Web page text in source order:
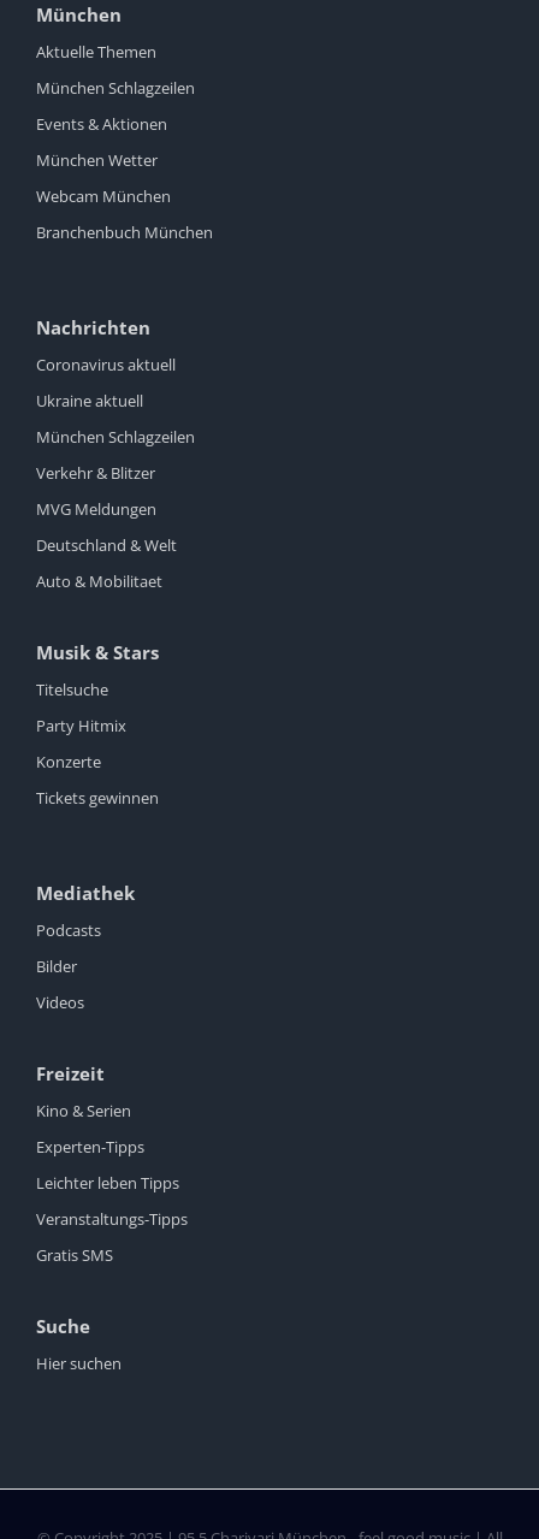
München
Aktuelle Themen
München Schlagzeilen
Events & Aktionen
München Wetter
Webcam München
Branchenbuch München
Nachrichten
Coronavirus aktuell
Ukraine aktuell
München Schlagzeilen
Verkehr & Blitzer
MVG Meldungen
Deutschland & Welt
Auto & Mobilitaet
Musik & Stars
Titelsuche
Party Hitmix
Konzerte
Tickets gewinnen
Mediathek
Podcasts
Bilder
Videos
Freizeit
Kino & Serien
Experten-Tipps
Leichter leben Tipps
Veranstaltungs-Tipps
Gratis SMS
Suche
Hier suchen